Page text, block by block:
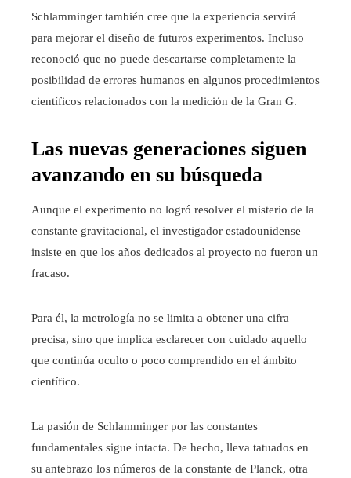
Schlamminger también cree que la experiencia servirá
para mejorar el diseño de futuros experimentos. Incluso
reconoció que no puede descartarse completamente la
posibilidad de errores humanos en algunos procedimientos
científicos relacionados con la medición de la Gran G.
Las nuevas generaciones siguen
avanzando en su búsqueda
Aunque el experimento no logró resolver el misterio de la
constante gravitacional, el investigador estadounidense
insiste en que los años dedicados al proyecto no fueron un
fracaso.
Para él, la metrología no se limita a obtener una cifra
precisa, sino que implica esclarecer con cuidado aquello
que continúa oculto o poco comprendido en el ámbito
científico.
La pasión de Schlamminger por las constantes
fundamentales sigue intacta. De hecho, lleva tatuados en
su antebrazo los números de la constante de Planck, otra